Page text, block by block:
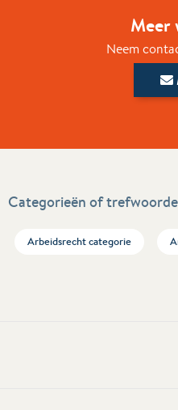
Meer
Neem
Categorieën of
Arbeidsrecht categorie